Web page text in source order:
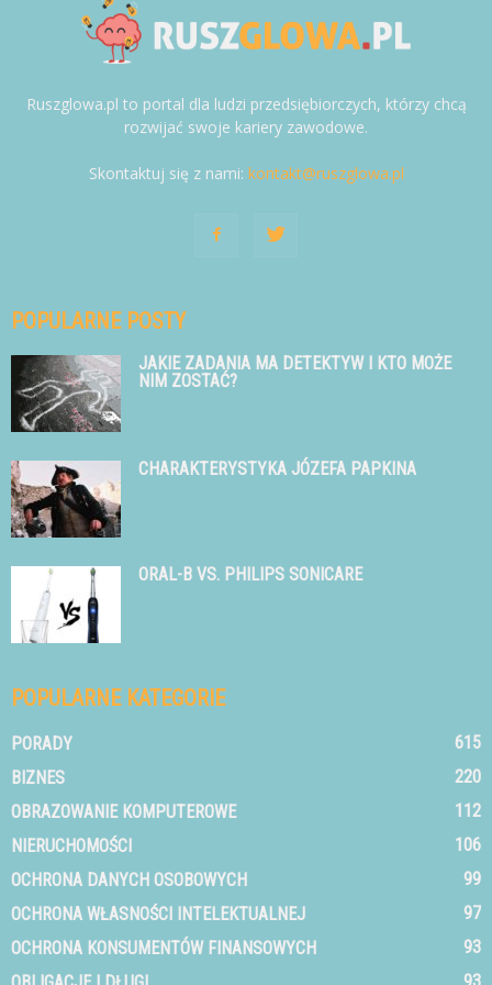
Ruszglowa.pl to portal dla ludzi przedsiębiorczych, którzy chcą
rozwijać swoje kariery zawodowe.
Skontaktuj się z nami: kontakt@ruszglowa.pl
POPULARNE POSTY
JAKIE ZADANIA MA DETEKTYW I KTO MOŻE
NIM ZOSTAĆ?
CHARAKTERYSTYKA JÓZEFA PAPKINA
ORAL-B VS. PHILIPS SONICARE
POPULARNE KATEGORIE
PORADY
615
BIZNES
220
OBRAZOWANIE KOMPUTEROWE
112
NIERUCHOMOŚCI
106
OCHRONA DANYCH OSOBOWYCH
99
OCHRONA WŁASNOŚCI INTELEKTUALNEJ
97
OCHRONA KONSUMENTÓW FINANSOWYCH
93
93